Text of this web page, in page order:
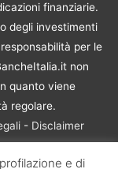
finanziarie.
degli investimenti
per le
non
quanto viene
regolare.
- Disclaimer
sono riservati. |
e di